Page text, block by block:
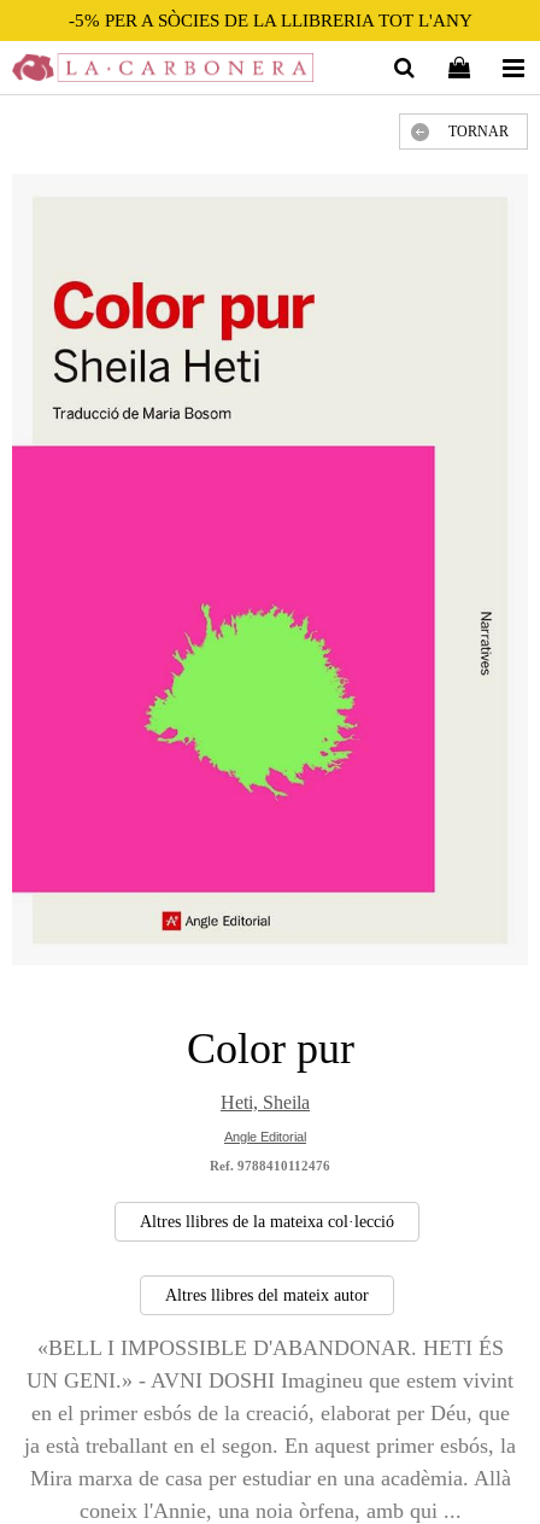
-5% PER A SÒCIES DE LA LLIBRERIA TOT L'ANY
TORNAR
Color pur
Heti, Sheila
Angle Editorial
Ref. 9788410112476
Altres llibres de la mateixa col·lecció
Altres llibres del mateix autor
«BELL I IMPOSSIBLE D'ABANDONAR. HETI ÉS
UN GENI.» - AVNI DOSHI Imagineu que estem vivint
en el primer esbós de la creació, elaborat per Déu, que
ja està treballant en el segon. En aquest primer esbós, la
Mira marxa de casa per estudiar en una acadèmia. Allà
coneix l'Annie, una noia òrfena, amb qui ...